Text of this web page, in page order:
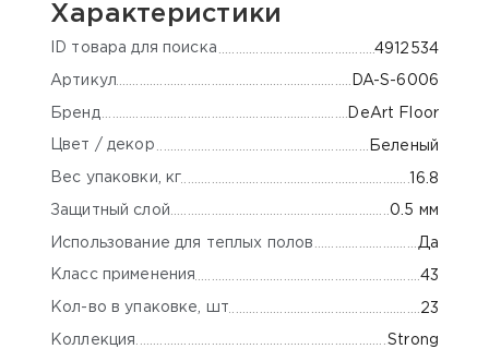
Характеристики
ID товара для поиска 4912534
Артикул DA-S-6006
Бренд DeArt Floor
Цвет / декор Беленый
Вес упаковки, кг 16.8
Защитный слой 0.5 мм
Использование для теплых полов Да
Класс применения 43
Кол-во в упаковке, шт 23
Коллекция Strong